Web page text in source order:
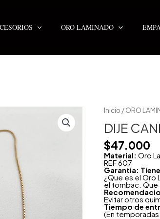
ORO LAMINADO
Inicio /ORO
DIJE
$47.000
Material: Oro
REF 607
Garantia:
¿Que es el Oro
el tombac. Que
Evitar otros
Tiempo de
(En
DIJE
CANDADO
SWAROVSKI
CORAZÓN
cantidad